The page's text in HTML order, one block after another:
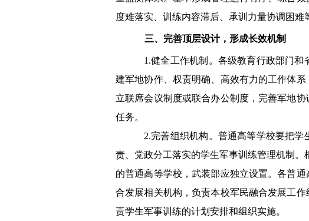
度难落实、训练内容滞后、承训力量协调困难
三、完善顶层设计，形成长效机制
1.健全工作机制。各级教育行政部门
建军地协作、权责明确、高效有力的工作体
立联席会议制度或联合办公制度，完善军地
任务。
2.完善组织机构。普通高等学校要把
责、党政分工落实的学生军事训练管理机制
的普通高等学校，武装部应独立设置。各普
合发展相关机构，负责本校军民融合发展工
责学生军事训练的计划安排和组织实施。